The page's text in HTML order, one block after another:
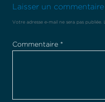
Laisser un commentaire
Votre adresse e-mail ne sera pas publiée.
Commentaire *